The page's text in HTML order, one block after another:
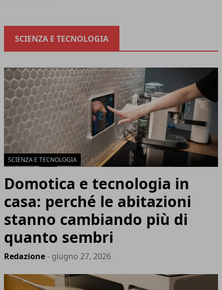
SCIENZA E TECNOLOGIA
SCIENZA E TECNOLOGIA
Domotica e tecnologia in
casa: perché le abitazioni
stanno cambiando più di
quanto sembri
Redazione- giugno 27, 2026